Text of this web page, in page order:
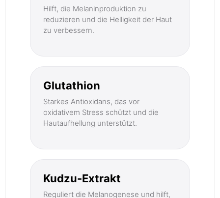
Hilft, die Melaninproduktion zu
reduzieren und die Helligkeit der Haut
zu verbessern.
Glutathion
Starkes Antioxidans, das vor
oxidativem Stress schützt und die
Hautaufhellung unterstützt.
Kudzu-Extrakt
Reguliert die Melanogenese und hilft,